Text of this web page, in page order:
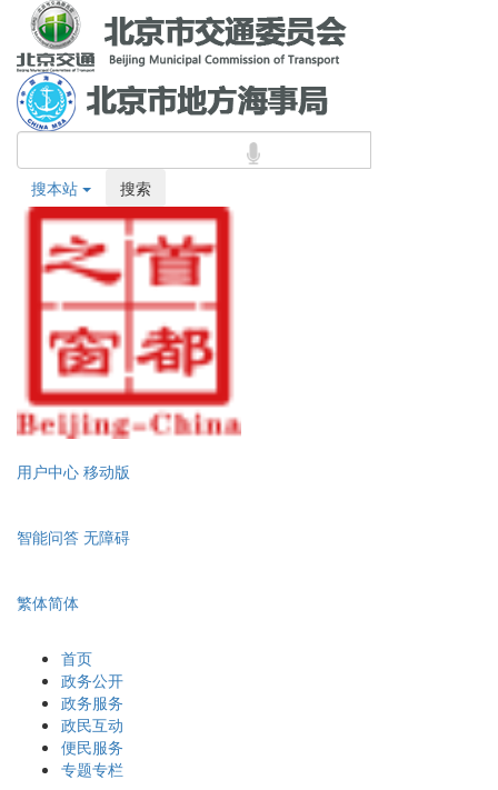
搜本站 搜索
用户中心 移动版
智能问答 无障碍
繁体简体
首页
政务公开
政务服务
政民互动
便民服务
专题专栏